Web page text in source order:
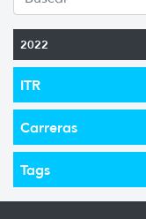
2022
ITR
Carreras
Tags